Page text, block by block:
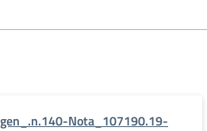
Nota_107190.19-